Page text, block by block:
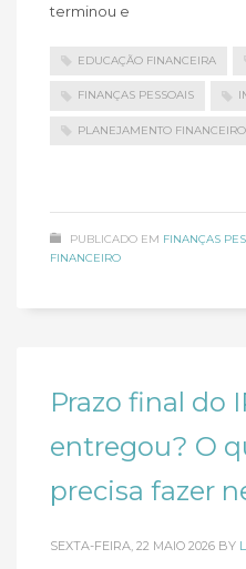
terminou e
EDUCAÇÃO FINANCEIRA
FINANÇAS PESSOAIS
PLANEJAMENTO FINANCEIRO
PUBLICADO EM FINANÇAS
FINANCEIRO
Prazo final do
entregou? O
precisa fazer
SEXTA-FEIRA, 22 MAIO 2026 BY